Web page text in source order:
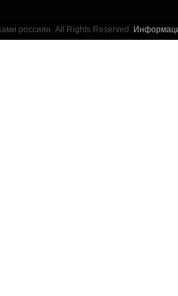
россиян. All Rights Reserved.